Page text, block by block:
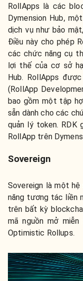
RollApps là các
Dymension Hub,
dịch vụ như bảo
Điều này cho phép
các chức năng cụ
lợi thế của cơ sở
Hub. RollApps
(RollApp
bao gồm một tập
sẵn dành cho các
quản lý token. RDK
RollApp trên
Sovereign
Sovereign là một
năng tương tác liền
trên bất kỳ
mã nguồn mở
Optimistic Rollups.